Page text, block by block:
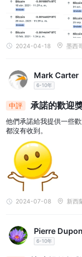
2024-04-18 墨西
Mark Carter
6-10年
中評
承諾的歡迎
台
他們承諾給我提供一些
都沒有收到。
2024-07-08 新西
Pierre
6-10年